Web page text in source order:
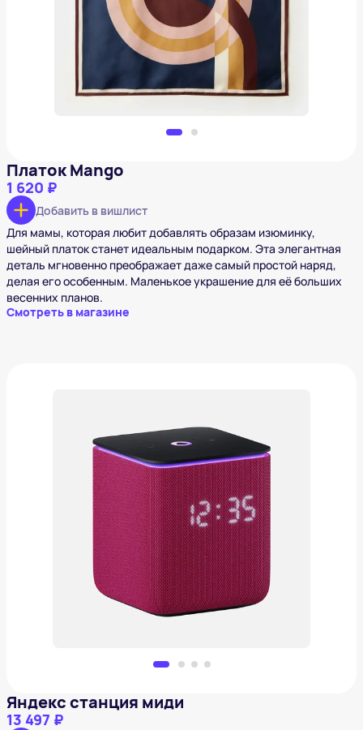
1 620 ₽
Добавить в вишлист
Платок Mango
1 620 ₽
Добавить в вишлист
Для мамы, которая любит добавлять образам изюминку,
шейный платок станет идеальным подарком. Эта элегантная
деталь мгновенно преображает даже самый простой наряд,
делая его особенным. Маленькое украшение для её больших
весенних планов.
Смотреть в магазине
Яндекс станция миди
13 497 ₽
Добавить в вишлист
Яндекс станция миди
13 497 ₽